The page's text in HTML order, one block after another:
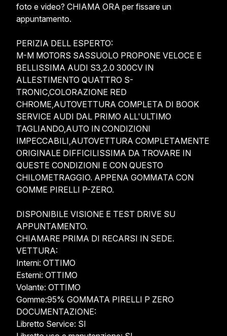
foto e video? CHIAMA ORA per fissare un
appuntamento.
PERIZIA DELL ESPERTO:
M-M MOTORS SASSUOLO PROPONE VELOCE E
BELLISSIMA AUDI S3,2.0 300CV IN
ALLESTIMENTO QUATTRO S-
TRONIC,COLORAZIONE RED
CHROME,AUTOVETTURA COMPLETA DI BOOK
SERVICE AUDI DAL PRIMO ALL'ULTIMO
TAGLIANDO,AUTO IN CONDIZIONI
IMPECCABILI,AUTOVETTURA COMPLETAMENTE
ORIGINALE DIFFICILISSIMA DA TROVARE IN
QUESTE CONDIZIONI E CON QUESTO
CHILOMETRAGGIO. APPENA GOMMATA CON
GOMME PIRELLI P-ZERO.
DISPONIBILE VISIONE E TEST DRIVE SU
APPUNTAMENTO.
CHIAMARE PRIMA DI RECARSI IN SEDE.
VETTURA:
Interni: OTTIMO
Esterni: OTTIMO
Volante: OTTIMO
Gomme:95% GOMMATA PIRELLI P ZERO
DOCUMENTAZIONE:
Libretto Service: SI